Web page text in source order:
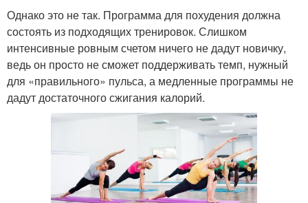
Однако это не так. Программа для похудения должна
состоять из подходящих тренировок. Слишком
интенсивные ровным счетом ничего не дадут новичку,
ведь он просто не сможет поддерживать темп, нужный
для «правильного» пульса, а медленные программы не
дадут достаточного сжигания калорий.